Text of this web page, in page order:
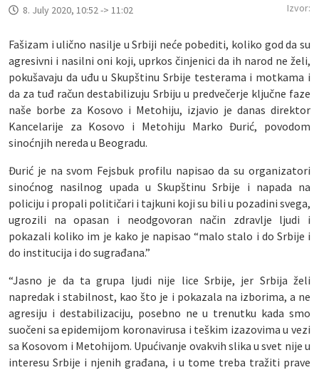
8. July 2020, 10:52 -> 11:02 Izvor:
Fašizam i ulično nasilje u Srbiji neće pobediti, koliko god da su
agresivni i nasilni oni koji, uprkos činjenici da ih narod ne želi,
pokušavaju da uđu u Skupštinu Srbije testerama i motkama i
da za tuđ račun destabilizuju Srbiju u predvečerje ključne faze
naše borbe za Kosovo i Metohiju, izjavio je danas direktor
Kancelarije za Kosovo i Metohiju Marko Đurić, povodom
sinoćnjih nereda u Beogradu.
Đurić je na svom Fejsbuk profilu napisao da su organizatori
sinoćnog nasilnog upada u Skupštinu Srbije i napada na
policiju i propali političari i tajkuni koji su bili u pozadini svega,
ugrozili na opasan i neodgovoran način zdravlje ljudi i
pokazali koliko im je kako je napisao “malo stalo i do Srbije i
do institucija i do sugrađana.”
“Jasno je da ta grupa ljudi nije lice Srbije, jer Srbija želi
napredak i stabilnost, kao što je i pokazala na izborima, a ne
agresiju i destabilizaciju, posebno ne u trenutku kada smo
suočeni sa epidemijom koronavirusa i teškim izazovima u vezi
sa Kosovom i Metohijom. Upućivanje ovakvih slika u svet nije u
interesu Srbije i njenih građana, i u tome treba tražiti prave